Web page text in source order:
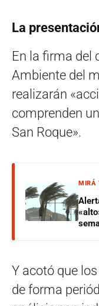
La
En la firma del
Ambiente del
realizarán
comprenden
San Roque».
MIRÁ
Y acotó que
de forma